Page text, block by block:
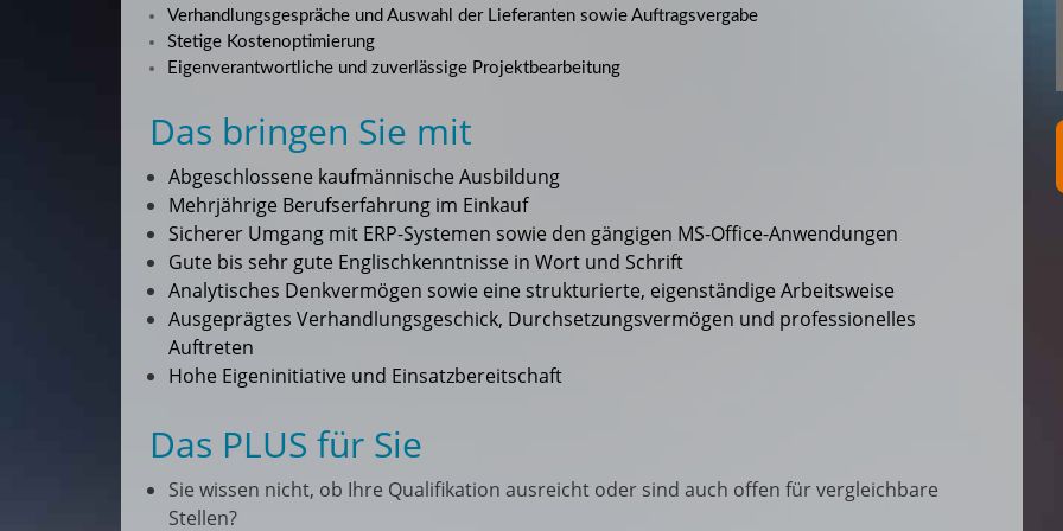
Verhandlungsgespräche und Auswahl der Lieferanten sowie Auftragsvergabe
Stetige Kostenoptimierung
Eigenverantwortliche und zuverlässige Projektbearbeitung
Das bringen Sie mit
Abgeschlossene kaufmännische Ausbildung
Mehrjährige Berufserfahrung im Einkauf
Sicherer Umgang mit ERP-Systemen sowie den gängigen MS-Office-Anwendungen
Gute bis sehr gute Englischkenntnisse in Wort und Schrift
Analytisches Denkvermögen sowie eine strukturierte, eigenständige Arbeitsweise
Ausgeprägtes Verhandlungsgeschick, Durchsetzungsvermögen und professionelles
Auftreten
Hohe Eigeninitiative und Einsatzbereitschaft
Das PLUS für Sie
Sie wissen nicht, ob Ihre Qualifikation ausreicht oder sind auch offen für vergleichbare
Stellen?